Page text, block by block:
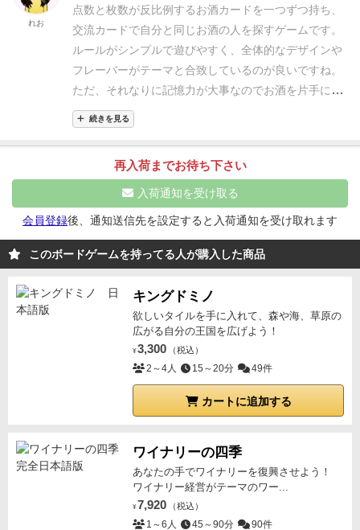
ら１枚取ってから手札か取ったのかどちらかを選択し
て使う。 カクテルかアクションの山札が０になったら
最後に全員で一斉に乾杯。同カルがいれば得点。いな
ければ減点。因みに、アクションカードの名称は効果
名ではなく台詞を使ってて「マスター、いつものを」
とか「好みのカクテルは？」とか
たびにバーっぽくなっていきます。
ずにバーの雰囲気を再現できてる点が凄く好き。最後
の乾杯が終わった時に一番得点が高い人が勝利です。
このゲーム単独で得点を取ることができないので積極
的に出会いを求めましょう。ルールを聞いた感じだと
凄い記憶力が要りそうだなって思ったけど覚えられな
い人は自分のカクテルを他の人にアピールすることで
乾杯を誘うこともできるため記憶力はそこまで強くな
くても戦えます。
他の人に伝える方法の多さはこのゲ
ームの大きな特徴だと思いました。
高得点のカクテル
は枚数が少ないので最後の乾杯時にあぶれる可能性が
低得点のカクテルは枚数が多いので複数人の情
報が出た時に選ばれない可能性がある。
の差でドラマや戦略の変化が生まれるのも良かったで
高得点の方が情報公開しやすい構造だったりとバ
運と情報戦が手軽に味わえる大人なゲーム。
なだけではなくしっかり面白い作品なので大人の集ま
分のカクテル を公開したり、隣の人のカクテル を見
たり、３人で時計回りにカクテルを交換したりなどし
ながらカクテルを特定して乾杯するゲームとなってい
ます。
しかし、このゲーム基本的には相手カクテルを
推理するようなことは出来ないのでイベントカードの
引きなどで勝敗がつく印象です。あまり良くないと思
ですが交換する３名というのは使った人が指名するの
ですがこれに入れてもらえないと全く勝てません。な
にせイベントカードを使わないと何もわからないゲー
ムなので時計回りに回している人達はカードがわかっ
て乾杯していきますがいれてもらえないとどうあがい
ても勝ち目はないです。両隣の人と時計回りに回すな
乾杯後に新しいカクテルを引きますが、このとき１枚
引くのではなく２枚引いて数字の小さい方を捨てるな
どの仕様があれば多少予測で乾杯をすることができる
ようになるのでゲーム性は上がったかもしれません。
楽しむ分には良いゲームなのかなとは思いましたがゲ
ーム性の部分については今ひとつという印象でした
点数と枚数が反比例するお酒カードを一つずつ持ち、
交流カードで自分と同じお酒の人を探すゲームです。
ルールがシンプルで遊びやすく、全体的なデザインや
フレーバーがテーマと合致しているのが良いですね。
ただ、それなりに記憶力が大事なのでお酒を片手に遊
ぶのは難しいかもしれないです。
は交流(カード効果を使用して自分の手札を見せたり人
の手札を見せてもらったり、手札を交換したり)か乾杯
(指定した人と同じお酒を持っているかチャレンジす
る)のどちらかしかできないので、交流で人のカードが
わかっても次の番が回ってくるまでには変わってしま
いう事が多いです。そのため、高得点を得るには人に
乾杯を申し込んでもらえるように立ち回る必要がある
というのが良い具合にもどかしくて面白いですね。
続きを見る
れお
再入荷までお待ち下さい
入荷通知を受け取る
会員登録後、通知送信先を設定すると入荷通知を受け取れます
このボードゲームを持ってる人が購入した商品
キングドミノ
欲しいタイルを手に入れて、森や海、草原の
広がる自分の王国を広げよう！
¥ 3,300 （税込）
2～4人 15～20分 49件
カートに追加する
ワイナリーの四季
あなたの手でワイナリーを復興させよう！
ワイナリー経営がテーマのワー...
¥ 7,920 （税込）
1～6人 45～90分 90件